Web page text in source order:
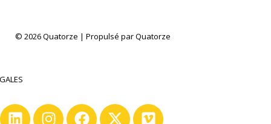
© 2026 Quatorze | Propulsé par Quatorze